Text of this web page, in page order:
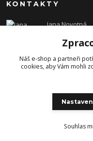
KONTAKTY
Jana Novotná
dzejn.n@email.cz
Vytvořeno
Náš e-shop a partneři
cookies, aby Vám mohli
Souhlas